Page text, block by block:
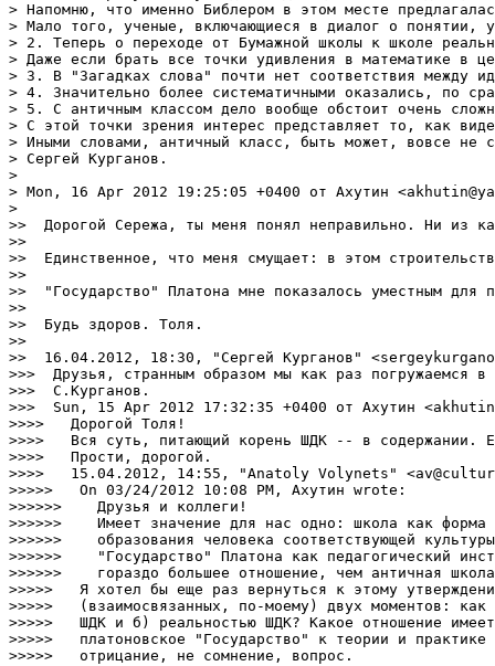
> Иными словами, античный класс, быть может, вовсе не
> Сергей Курганов.
>
> Mon, 16 Apr 2012 19:25:05 +0400 от Ахутин
>
>>  Дорогой Сережа, ты меня понял неправильно. Ни из
>>
>>  Единственное, что меня смущает: в этом
>>
>>  "Государство" Платона мне показалось уместным
>>
>>  Будь здоров. Толя.
>>
>>  16.04.2012, 18:30, "Сергей Курганов"
>>>  Друзья, странным образом мы как раз погружаемся
>>>  С.Курганов.
>>>  Sun, 15 Apr 2012 17:32:35 +0400 от Ахутин
>>>>   Дорогой Толя!
>>>>   Вся суть, питающий корень ШДК -- в содержании.
>>>>   Прости, дорогой.
>>>>   15.04.2012, 14:55, "Anatoly Volynets"
>>>>>   On 03/24/2012 10:08 PM, Ахутин wrote:
>>>>>>    Друзья и коллеги!
>>>>>>    Имеет значение для нас одно: школа как
>>>>>>    образования человека соответствующей
>>>>>>    "Государство" Платона как педагогический
>>>>>>    гораздо большее отношение, чем античная
>>>>>   Я хотел бы еще раз вернуться к этому
>>>>>   (взаимосвязанных, по-моему) двух моментов:
>>>>>   ШДК и б) реальностью ШДК? Какое отношение
>>>>>   платоновское "Государство" к теории и
>>>>>   отрицание, не сомнение, вопрос.